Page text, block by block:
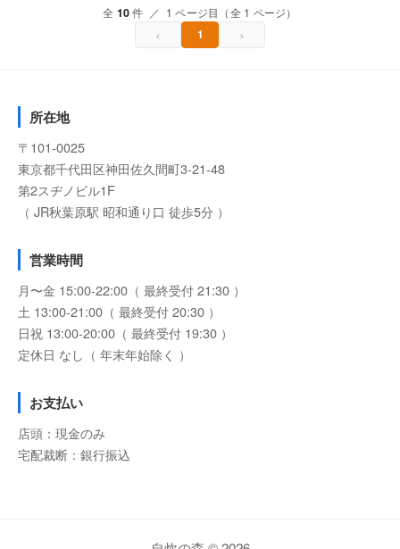
全 10件 ／ 1 ページ目（全 1 ページ）
‹ 1 ›
所在地
〒101-0025
東京都千代田区神田佐久間町3-21-48
第2スヂノビル1F
（ JR秋葉原駅 昭和通り口 徒歩5分 ）
営業時間
月〜金 15:00-22:00（ 最終受付 21:30 ）
土 13:00-21:00（ 最終受付 20:30 ）
日祝 13:00-20:00（ 最終受付 19:30 ）
定休日 なし（ 年末年始除く ）
お支払い
店頭：現金のみ
宅配裁断：銀行振込